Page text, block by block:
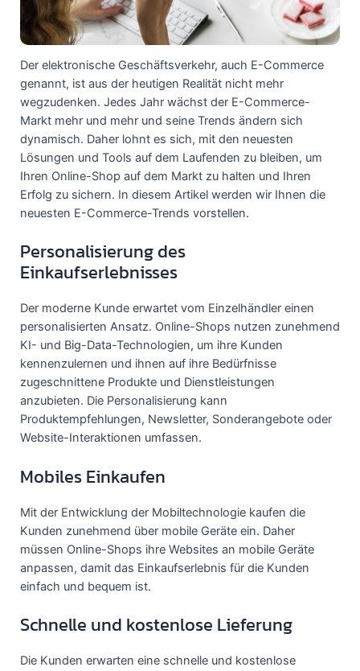
Der elektronische Geschäftsverkehr, auch E-Commerce
genannt, ist aus der heutigen Realität nicht mehr
wegzudenken. Jedes Jahr wächst der E-Commerce-
Markt mehr und mehr und seine Trends ändern sich
dynamisch. Daher lohnt es sich, mit den neuesten
Lösungen und Tools auf dem Laufenden zu bleiben, um
Ihren Online-Shop auf dem Markt zu halten und Ihren
Erfolg zu sichern. In diesem Artikel werden wir Ihnen die
neuesten E-Commerce-Trends vorstellen.
Personalisierung des
Einkaufserlebnisses
Der moderne Kunde erwartet vom Einzelhändler einen
personalisierten Ansatz. Online-Shops nutzen zunehmend
KI- und Big-Data-Technologien, um ihre Kunden
kennenzulernen und ihnen auf ihre Bedürfnisse
zugeschnittene Produkte und Dienstleistungen
anzubieten. Die Personalisierung kann
Produktempfehlungen, Newsletter, Sonderangebote oder
Website-Interaktionen umfassen.
Mobiles Einkaufen
Mit der Entwicklung der Mobiltechnologie kaufen die
Kunden zunehmend über mobile Geräte ein. Daher
müssen Online-Shops ihre Websites an mobile Geräte
anpassen, damit das Einkaufserlebnis für die Kunden
einfach und bequem ist.
Schnelle und kostenlose Lieferung
Die Kunden erwarten eine schnelle und kostenlose